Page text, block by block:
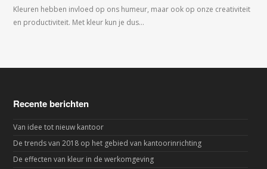
Kleuren hebben invloed op ons humeur, maar ook op onze creativiteit
en productiviteit. Met kleur kun je dus…
Recente berichten
Van idee tot nieuw kantoor
De trends van 2018 op het gebied van kantoorinrichting
De effecten van kleur in de werkomgeving